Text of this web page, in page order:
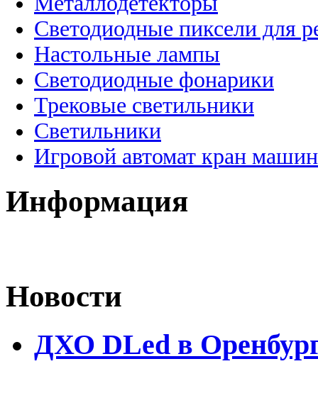
Светодиодные пиксели для
Настольные лампы
Светодиодные фонарики
Трековые светильники
Светильники
Игровой автомат кран
Информация
Новости
ДХО DLed в